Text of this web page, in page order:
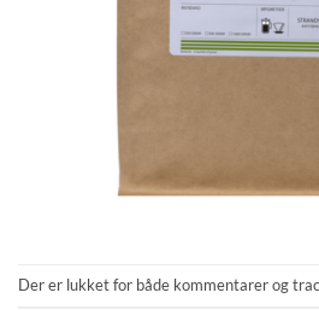
Der er lukket for både kommentarer og